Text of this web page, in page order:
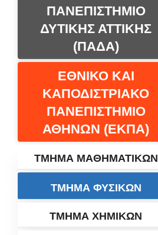
ΠΑΝΕΠΙΣΤΗΜΙΟ
ΔΥΤΙΚΗΣ ΑΤΤΙΚΗΣ
(ΠΑΔΑ)
ΕΘΝΙΚΟ ΚΑΙ
ΚΑΠΟΔΙΣΤΡΙΑΚΟ
ΠΑΝΕΠΙΣΤΗΜΙΟ
ΑΘΗΝΩΝ (ΕΚΠΑ)
ΤΜΗΜΑ ΜΑΘΗΜΑΤΙΚΩΝ
ΤΜΗΜΑ ΦΥΣΙΚΩΝ
ΤΜΗΜΑ ΧΗΜΙΚΩΝ